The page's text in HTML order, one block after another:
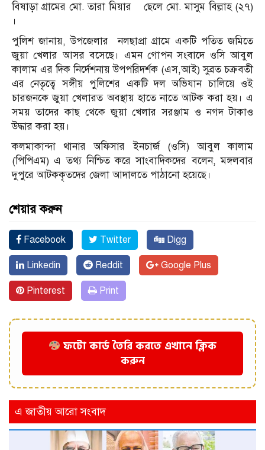
বিষাড়া গ্রামের মো. তারা মিয়ার ছেলে মো. মাসুম বিল্লাহ (২৭)
।
পুলিশ জানায়, উপজেলার নলছাপ্রা গ্রামে একটি পতিত জমিতে
জুয়া খেলার আসর বসেছে। এমন গোপন সংবাদে ওসি আবুল
কালাম এর দিক নির্দেশনায় উপপরিদর্শক (এস,আই) সুব্রত চক্রবতী
এর নেতৃত্বে সঙ্গীয় পুলিশের একটি দল অভিযান চালিয়ে ওই
চারজনকে জুয়া খেলারত অবস্থায় হাতে নাতে আটক করা হয়। এ
সময় তাদের কাছ থেকে জুয়া খেলার সরঞ্জাম ও নগদ টাকাও
উদ্ধার করা হয়।
কলমাকান্দা থানার অফিসার ইনচার্জ (ওসি) আবুল কালাম
(পিপিএম) এ তথ্য নিশ্চিত করে সাংবাদিকদের বলেন, মঙ্গলবার
দুপুরে আটককৃতদের জেলা আদালতে পাঠানো হয়েছে।
শেয়ার করুন
Facebook Twitter Digg
Linkedin Reddit Google Plus
Pinterest Print
ফটো কার্ড তৈরি করতে এখানে ক্লিক
করুন
এ জাতীয় আরো সংবাদ